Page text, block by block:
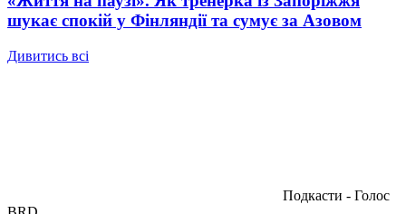
шукає спокій у Фінляндії та сумує за Азовом
Дивитись всі
Подкасти - Голос